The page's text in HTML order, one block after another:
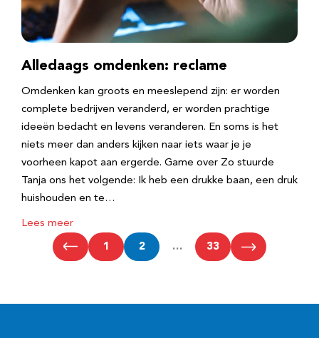
Alledaags omdenken: reclame
Omdenken kan groots en meeslepend zijn: er worden
complete bedrijven veranderd, er worden prachtige
ideeën bedacht en levens veranderen. En soms is het
niets meer dan anders kijken naar iets waar je je
voorheen kapot aan ergerde. Game over Zo stuurde
Tanja ons het volgende: Ik heb een drukke baan, een druk
huishouden en te…
Lees meer
1 2 … 33